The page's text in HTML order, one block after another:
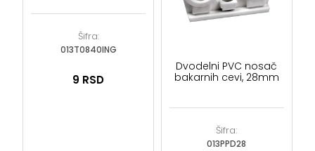
Šifra:
013T0840ING
9 RSD
Dvodelni PVC nosač
bakarnih cevi, 28mm
Šifra:
013PPD28